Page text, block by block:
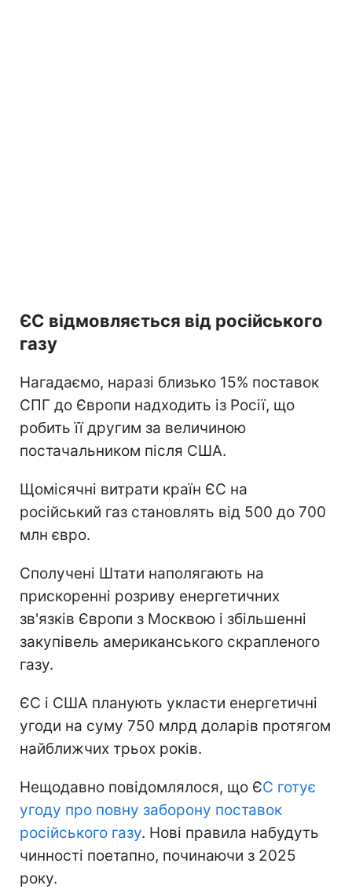
ЄС відмовляється від російського
газу
Нагадаємо, наразі близько 15% поставок
СПГ до Європи надходить із Росії, що
робить її другим за величиною
постачальником після США.
Щомісячні витрати країн ЄС на
російський газ становлять від 500 до 700
млн євро.
Сполучені Штати наполягають на
прискоренні розриву енергетичних
зв'язків Європи з Москвою і збільшенні
закупівель американського скрапленого
газу.
ЄС і США планують укласти енергетичні
угоди на суму 750 млрд доларів протягом
найближчих трьох років.
Нещодавно повідомлялося, що ЄС готує
угоду про повну заборону поставок
російського газу. Нові правила набудуть
чинності поетапно, починаючи з 2025
року.